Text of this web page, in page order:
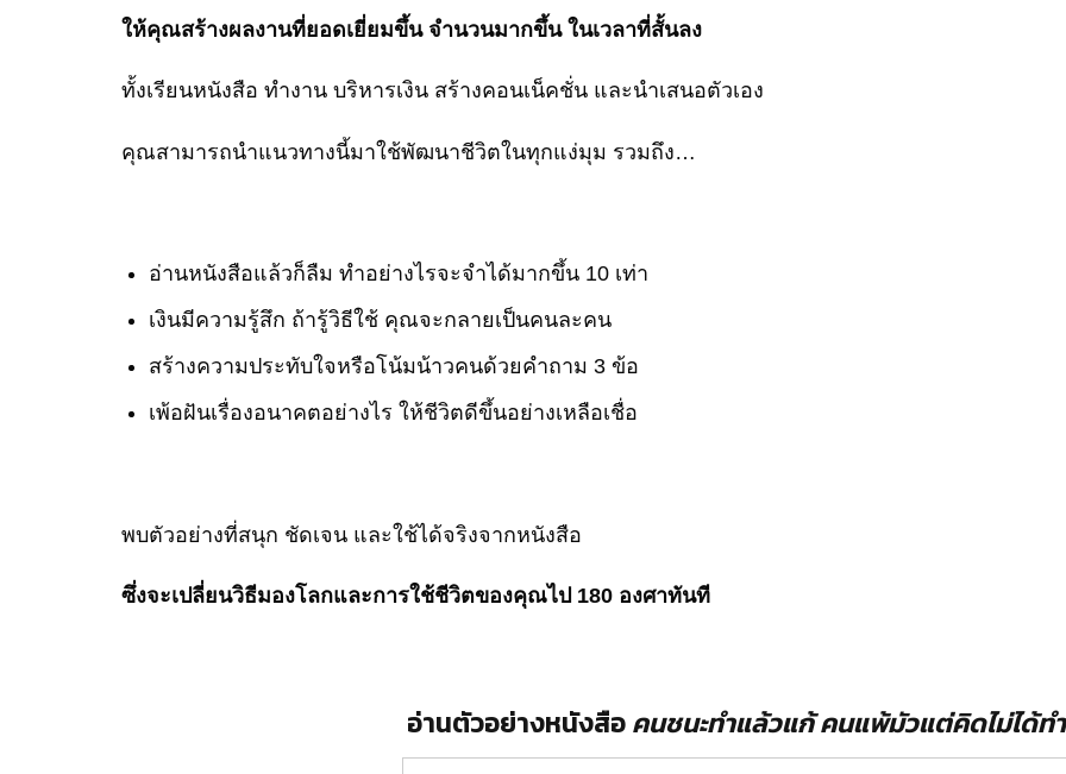
ให้คุณสร้างผลงานที่ยอดเยี่ยมขึ้น จำนวนมากขึ้น ในเวลาที่สั้นลง
ทั้งเรียนหนังสือ ทำงาน บริหารเงิน สร้างคอนเน็คชั่น และนำเสนอตัวเอง
คุณสามารถนำแนวทางนี้มาใช้พัฒนาชีวิตในทุกแง่มุม รวมถึง…
อ่านหนังสือแล้วก็ลืม ทำอย่างไรจะจำได้มากขึ้น 10 เท่า
เงินมีความรู้สึก ถ้ารู้วิธีใช้ คุณจะกลายเป็นคนละคน
สร้างความประทับใจหรือโน้มน้าวคนด้วยคำถาม 3 ข้อ
เพ้อฝันเรื่องอนาคตอย่างไร ให้ชีวิตดีขึ้นอย่างเหลือเชื่อ
พบตัวอย่างที่สนุก ชัดเจน และใช้ได้จริงจากหนังสือ
ซึ่งจะเปลี่ยนวิธีมองโลกและการใช้ชีวิตของคุณไป 180 องศาทันที
อ่านตัวอย่างหนังสือคนชนะทำแล้วแก้ คนแพ้มัวแต่คิดไม่ได้ทำ